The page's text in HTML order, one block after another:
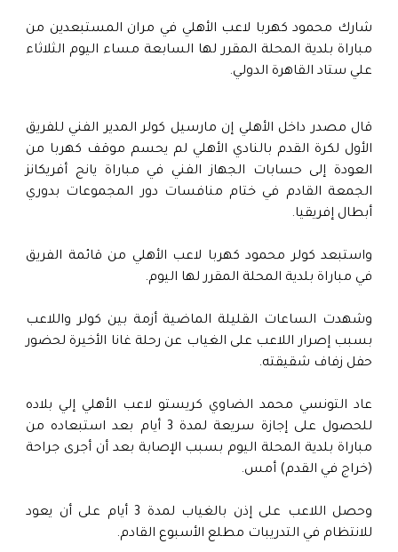
شارك محمود كهربا لاعب الأهلي في مران المستبعدين من
مباراة بلدية المحلة المقرر لها السابعة مساء اليوم الثلاثاء
علي ستاد القاهرة الدولي.
قال مصدر داخل الأهلي إن مارسيل كولر المدير الفني للفريق
الأول لكرة القدم بالنادي الأهلي لم يحسم موقف كهربا من
العودة إلى حسابات الجهاز الفني في مباراة يانج أفريكانز
الجمعة القادم في ختام منافسات دور المجموعات بدوري
أبطال إفريقيا.
واستبعد كولر محمود كهربا لاعب الأهلي من قائمة الفريق
في مباراة بلدية المحلة المقرر لها اليوم.
وشهدت الساعات القليلة الماضية أزمة بين كولر واللاعب
بسبب إصرار اللاعب على الغياب عن رحلة غانا الأخيرة لحضور
حفل زفاف شقيقته.
عاد التونسي محمد الضاوي كريستو لاعب الأهلي إلي بلاده
للحصول على إجازة سريعة لمدة 3 أيام بعد استبعاده من
مباراة بلدية المحلة اليوم بسبب الإصابة بعد أن أجرى جراحة
(خراج في القدم) أمس.
وحصل اللاعب على إذن بالغياب لمدة 3 أيام على أن يعود
للانتظام في التدريبات مطلع الأسبوع القادم.